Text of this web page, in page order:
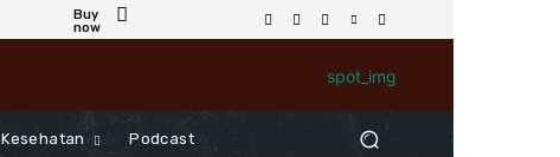
Buy
now
Kesehatan Podcast